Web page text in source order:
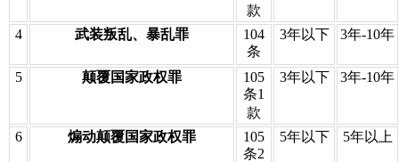
款
4 武装叛乱、暴乱罪
104
条
3年以下 3年-10年
5 颠覆国家政权罪
105
条1
款
3年以下 3年-10年
6 煽动颠覆国家政权罪
105
条2
5年以下 5年以上